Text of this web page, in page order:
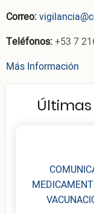
Correo:
Teléfonos:+53 7
Más Información